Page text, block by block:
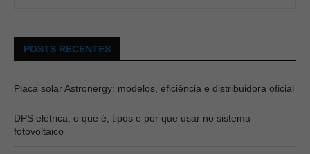
POSTS RECENTES
Placa solar Astronergy: modelos, eficiência e distribuidora oficial
DPS elétrica: o que é, tipos e por que usar no sistema
fotovoltaico